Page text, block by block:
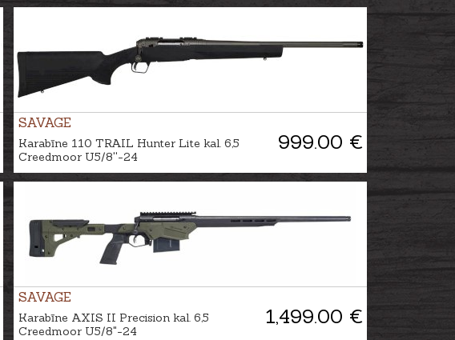
SAVAGE
999.00 €
Karabīne 110 TRAIL Hunter Lite kal. 6,5
Creedmoor U5/8''-24
SAVAGE
1,499.00 €
Karabīne AXIS II Precision kal. 6,5
Creedmoor U5/8"-24